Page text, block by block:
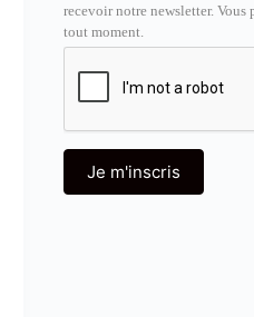
recevoir notre newsletter. Vous
tout moment.
Je m'inscris